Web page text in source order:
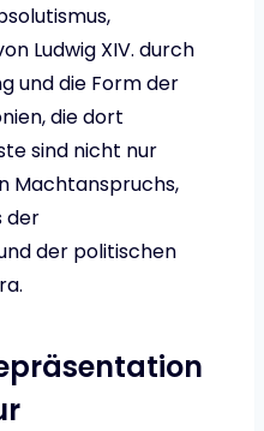
Ludwig XIV. durch
und die Form der
die dort
sind nicht nur
Machtanspruchs,
der
der politischen